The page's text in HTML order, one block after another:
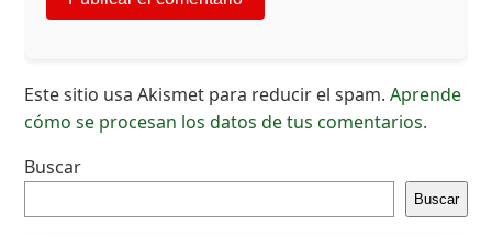
Este sitio usa Akismet para reducir el spam.Aprende
cómo se procesan los datos de tus comentarios.
Buscar
Buscar